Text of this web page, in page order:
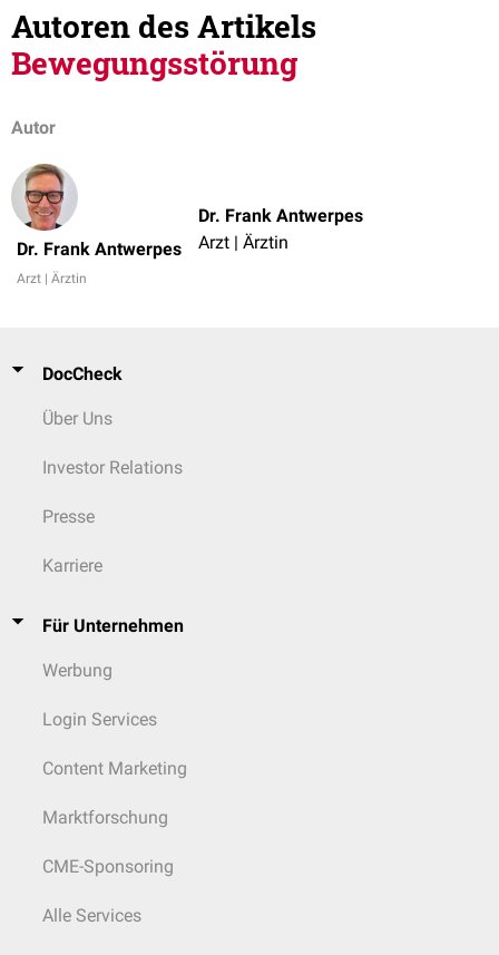
Autoren des Artikels
Bewegungsstörung
Autor
Dr. Frank Antwerpes
Arzt | Ärztin
Dr. Frank Antwerpes
Arzt | Ärztin
DocCheck
Über Uns
Investor Relations
Presse
Karriere
Für Unternehmen
Werbung
Login Services
Content Marketing
Marktforschung
CME-Sponsoring
Alle Services